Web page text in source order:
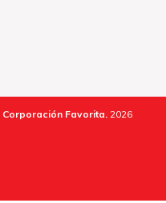
Corporación Favorita. 2026